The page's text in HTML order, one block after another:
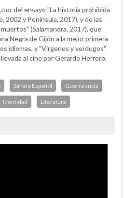
del ensayo "La historia prohibida
2002 y Península, 2017), y de las
muertos" (Salamandra, 2017), que
Negra de Gijón a la mejor primera
idiomas, y "Vírgenes y verdugos"
al cine por Gerardo Herrero.
Sáhara Español Guerra sucia
Identidad Literatura